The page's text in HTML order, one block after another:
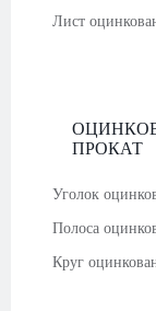
Лист
ПРОКАТ
Уголок
Полоса
Круг